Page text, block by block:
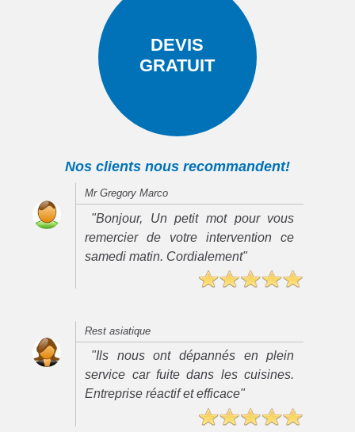
DEVIS
GRATUIT
Nos clients nous recommandent!
Mr Gregory Marco
"Bonjour, Un petit mot pour vous
remercier de votre intervention ce
samedi matin. Cordialement"
Rest asiatique
"Ils nous ont dépannés en plein
service car fuite dans les cuisines.
Entreprise réactif et efficace"